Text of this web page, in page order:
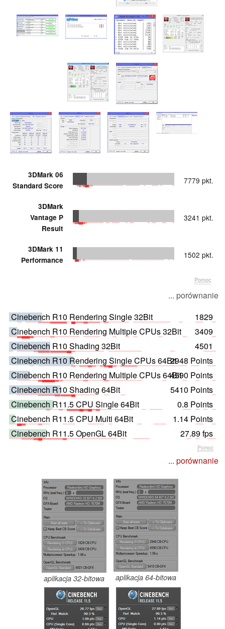
3DMark 06
Standard Score
7779 pkt.
3DMark
Vantage P
Result
3241 pkt.
3DMark 11
Performance
1502 pkt.
Pomoc
... porównanie
Cinebench R10 Rendering Single 32Bit
1829
Cinebench R10 Rendering Multiple CPUs 32Bit
3409
Cinebench R10 Shading 32Bit
4501
Cinebench R10 Rendering Single CPUs 64Bit2948 Points
Cinebench R10 Rendering Multiple CPUs 64Bit4590 Points
Cinebench R10 Shading 64Bit
5410 Points
Cinebench R11.5 CPU Single 64Bit
0.8 Points
Cinebench R11.5 CPU Multi 64Bit
1.14 Points
Cinebench R11.5 OpenGL 64Bit
27.89 fps
Pomoc
... porównanie
aplikacja 32-bitowa aplikacja 64-bitowa